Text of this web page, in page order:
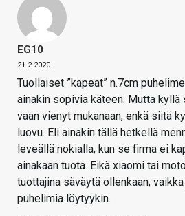
EG10
21.2.2020
Tuollaiset ”kapeat” n.7cm
ainakin sopivia käteen. Mutta kyllä
vaan vienyt mukanaan, enkä siitä
luovu. Eli ainakin tällä hetkellä
leveällä nokialla, kun se firma ei
ainakaan tuota. Eikä xiaomi tai
tuottajina säväytä ollenkaan,
puhelimia löytyykin.